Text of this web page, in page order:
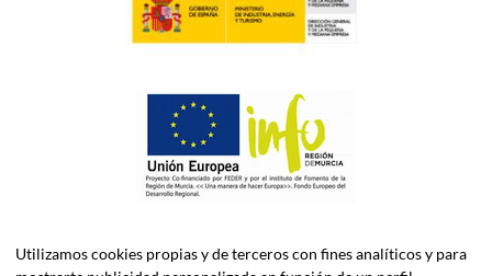
Utilizamos cookies propias y de terceros con fines analíticos y para